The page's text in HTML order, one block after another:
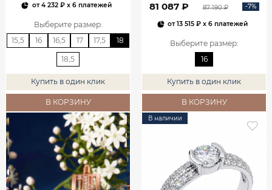
от4 232 ₽x 6 платежей
Выберите размер:
15,5
16 16,5 17 17,5 18
18,5
Купить в один клик
В КОРЗИНУ
81 087 ₽ 87 190 ₽ -7%
от13 515 ₽ x 6 платежей
Выберите размер:
16
Купить в один клик
В КОРЗИНУ
В наличии